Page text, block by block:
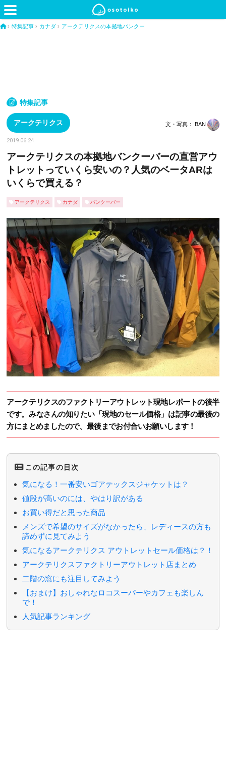
› 特集記事 › カナダ › アークテリクスの本拠地バンクー …
特集記事
アークテリクス 文・写真： BAN
2019.06.24
アークテリクスの本拠地バンクーバーの直営アウ
トレットっていくら安いの？人気のベータARは
いくらで買える？
アークテリクス カナダ バンクーバー
アークテリクスのファクトリーアウトレット現地レポートの後半
です。みなさんの知りたい「現地のセール価格」は記事の最後の
方にまとめましたので、最後までお付合いお願いします！
この記事の目次
気になる！一番安いゴアテックスジャケットは？
値段が高いのには、やはり訳がある
お買い得だと思った商品
メンズで希望のサイズがなかったら、レディースの方も
諦めずに見てみよう
気になるアークテリクス アウトレットセール価格は？！
アークテリクスファクトリーアウトレット店まとめ
二階の窓にも注目してみよう
【おまけ】おしゃれなロコスーパーやカフェも楽しん
で！
人気記事ランキング